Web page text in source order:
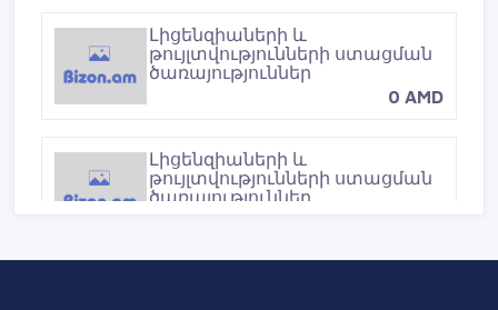
Լիցենզիաների և
թույլտվությունների ստացման
ծառայություններ
0 AMD
Լիցենզիաների և
թույլտվությունների ստացման
ծառայություններ